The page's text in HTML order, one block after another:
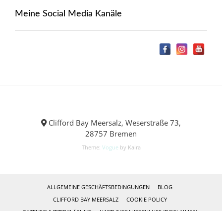
Meine Social Media Kanäle
Clifford Bay Meersalz, Weserstraße 73,
28757 Bremen
Theme: Vogue by Kaira
ALLGEMEINE GESCHÄFTSBEDINGUNGEN
BLOG
CLIFFORD BAY MEERSALZ
COOKIE POLICY